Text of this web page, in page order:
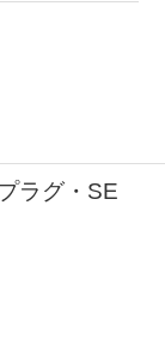
ラグ・SE